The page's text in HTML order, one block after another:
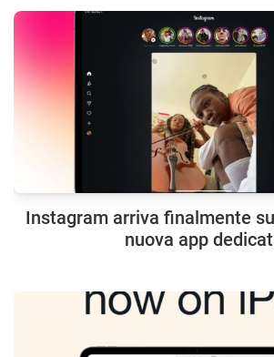
Instagram arriva finalmente
nuova app